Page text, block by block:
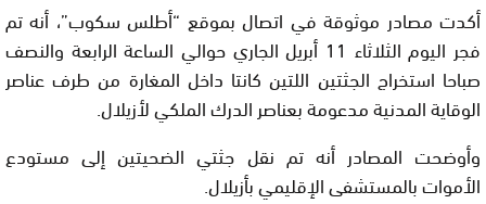
أكدت مصادر موثوقة في اتصال بموقع “أطلس سكوب”، أنه تم
فجر اليوم الثلاثاء 11 أبريل الجاري حوالي الساعة الرابعة والنصف
صباحا استخراج الجثتين اللتين كانتا داخل المغارة من طرف عناصر
الوقاية المدنية مدعومة بعناصر الدرك الملكي لأزيلال.
وأوضحت المصادر أنه تم نقل جثتي الضحيتين إلى مستودع
الأموات بالمستشفى الإقليمي بأزيلال.